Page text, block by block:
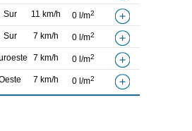
Sur 11 km/h 0 l/m2
Sur 7 km/h 0 l/m2
7 km/h 0 l/m2
7 km/h 0 l/m2